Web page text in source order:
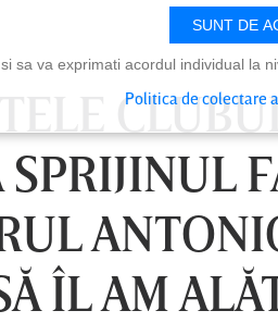
ÎL AM
LUNI 10 AUG, 21:30
SUNT DE
sa va exprimati acordul individual la
Politica de colectare